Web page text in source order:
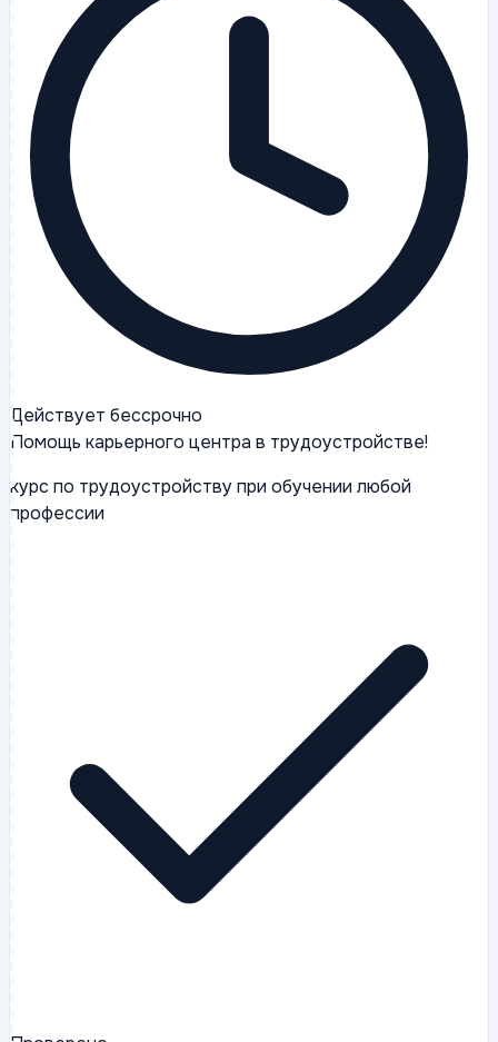
Действует бессрочно
Помощь карьерного центра в трудоустройстве!
курс по трудоустройству при обучении любой
профессии